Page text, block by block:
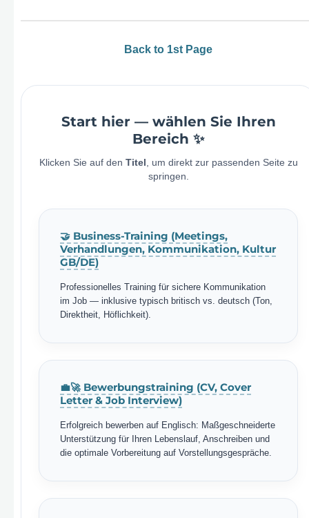
Back to 1st Page
Start hier — wählen Sie Ihren
Bereich ✨
Klicken Sie auf den Titel
, um direkt zur passenden Seite zu
springen.
🤝 Business-Training (Meetings,
Verhandlungen, Kommunikation, Kultur
GB/DE)
Professionelles Training für sichere Kommunikation
im Job — inklusive typisch britisch vs. deutsch (Ton,
Direktheit, Höflichkeit).
💼🚀 Bewerbungstraining (CV, Cover
Letter & Job Interview)
Erfolgreich bewerben auf Englisch: Maßgeschneiderte
Unterstützung für Ihren Lebenslauf, Anschreiben und
die optimale Vorbereitung auf Vorstellungsgespräche.